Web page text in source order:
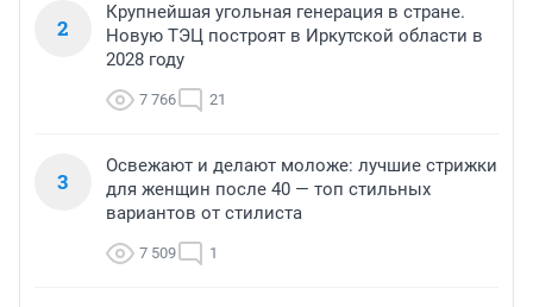
2
Крупнейшая угольная генерация в стране.
Новую ТЭЦ построят в Иркутской области в
2028 году
7 766 21
3
Освежают и делают моложе: лучшие стрижки
для женщин после 40 — топ стильных
вариантов от стилиста
7 509 1